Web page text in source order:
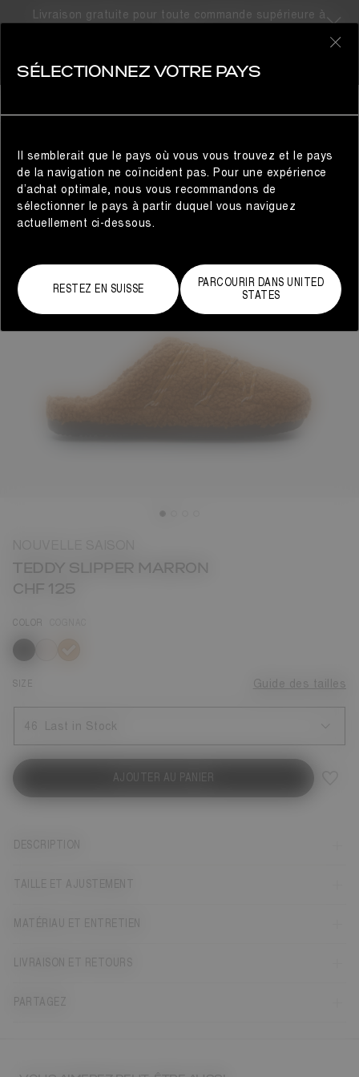
Livraison gratuite pour toute commande supérieure à
TEDDY SLIPPER MARRON
CHF 125
COLOR
SIZE Guide des tailles
46 Last in Stock
AJOUTER AU PANIER
DESCRIPTION
TAILLE ET AJUSTEMENT
MATÉRIAU ET ENTRETIEN
LIVRAISON ET RETOURS
PARTAGEZ
SÉLECTIONNEZ VOTRE PAYS
Il semblerait que le pays où vous vous trouvez et le pays
de la navigation ne coïncident pas. Pour une expérience
d’achat optimale, nous vous recommandons de
sélectionner le pays à partir duquel vous naviguez
actuellement ci-dessous.
RESTEZ EN SUISSE
PARCOURIR DANS UNITED
STATES